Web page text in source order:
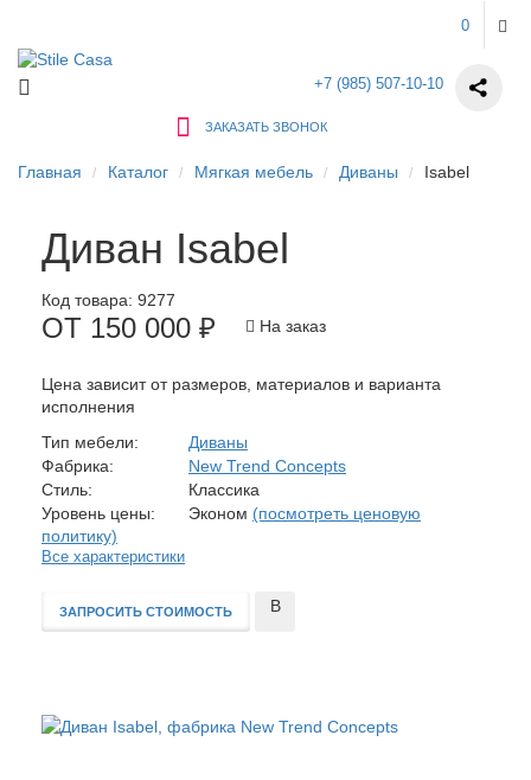
0
+7 (985) 507-10-10
ЗАКАЗАТЬ ЗВОНОК
Главная Каталог Мягкая мебель Диваны Isabel
Диван Isabel
Код товара: 9277
ОТ 150 000 ₽ На заказ
Цена зависит от размеров, материалов и варианта
исполнения
Тип мебели:
Диваны
Фабрика:
New Trend Concepts
Стиль:
Классика
Уровень цены:
Эконом (посмотреть ценовую
политику)
Все характеристики
ЗАПРОСИТЬ СТОИМОСТЬ
В